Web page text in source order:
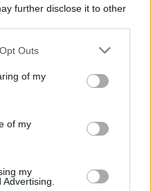
further disclose it to other
uses one or more Google
You may click to
and its third-party tags to
purposes in below Google
Outs
of my
of my
my